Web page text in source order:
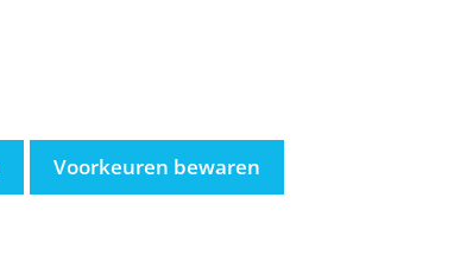
Voorkeuren bewaren